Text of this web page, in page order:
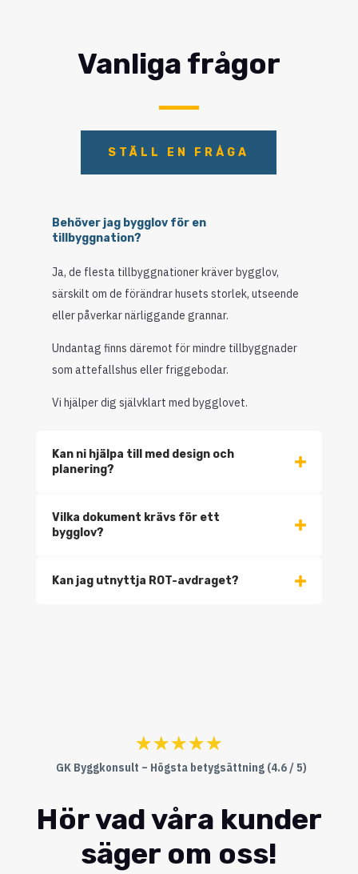
Vanliga frågor
STÄLL EN FRÅGA
Behöver jag bygglov för en
tillbyggnation?
Ja, de flesta tillbyggnationer kräver bygglov,
särskilt om de förändrar husets storlek, utseende
eller påverkar närliggande grannar.
Undantag finns däremot för mindre tillbyggnader
som attefallshus eller friggebodar.
Vi hjälper dig självklart med bygglovet.
Kan ni hjälpa till med design och
planering?
Vilka dokument krävs för ett
bygglov?
Kan jag utnyttja ROT-avdraget?
☆☆☆☆☆
GK Byggkonsult – Högsta betygsättning (4.6 / 5)
Hör vad våra kunder
säger om oss!